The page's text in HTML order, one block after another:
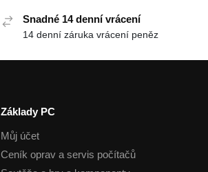
Snadné 14 denní vrácení
14 denní záruka vrácení peněz
Základy PC
Můj účet
Ceník oprav a servis počítačů